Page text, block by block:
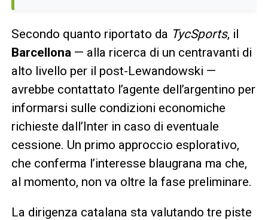
Secondo quanto riportato da TycSports, il
Barcellona — alla ricerca di un centravanti di
alto livello per il post-Lewandowski —
avrebbe contattato l’agente dell’argentino per
informarsi sulle condizioni economiche
richieste dall’Inter in caso di eventuale
cessione. Un primo approccio esplorativo,
che conferma l’interesse blaugrana ma che,
al momento, non va oltre la fase preliminare.
La dirigenza catalana sta valutando tre piste